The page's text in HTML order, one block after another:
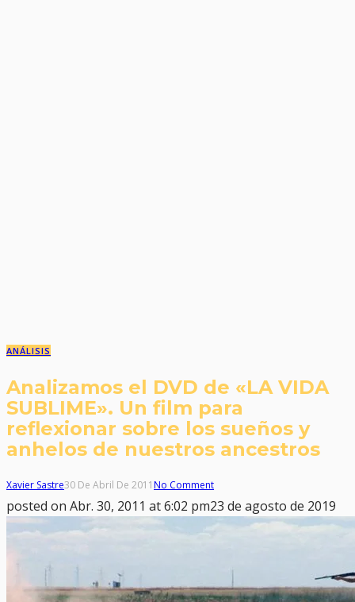
ANÁLISIS
Analizamos el DVD de «LA VIDA
SUBLIME». Un film para
reflexionar sobre los sueños y
anhelos de nuestros ancestros
Xavier Sastre30 De Abril De 2011No Comment
posted on Abr. 30, 2011 at 6:02 pm23 de agosto de 2019